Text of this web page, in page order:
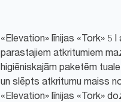
«Elevation» līnijas «Tork» 5
parastajiem atkritumiem
higiēniskajām paketēm
un slēpts atkritumu maiss
«Elevation» līnijas «Tork»